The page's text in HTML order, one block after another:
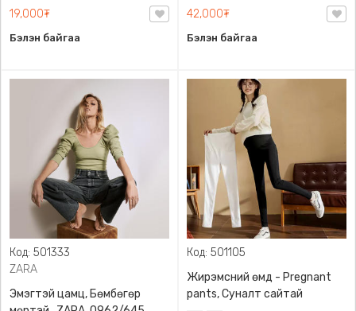
19,000₮
Бэлэн байгаа
42,000₮
Бэлэн байгаа
Код: 501333
ZARA
Эмэгтэй цамц, Бөмбөгөр
Код: 501105
Жирэмсний өмд - Pregnant
pants, Суналт сайтай